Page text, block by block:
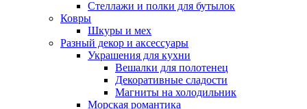
Стеллажи и полки для бутылок
Ковры
Шкуры и мех
Разный декор и аксессуары
Украшения для кухни
Вешалки для полотенец
Декоративные сладости
Магниты на холодильник
Морская романтика